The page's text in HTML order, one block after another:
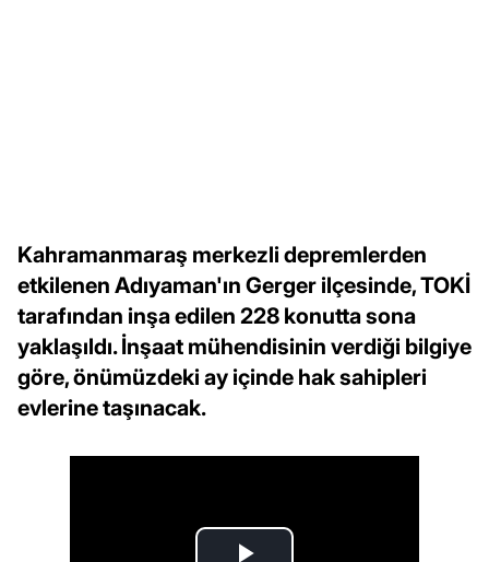
Kahramanmaraş merkezli depremlerden
etkilenen Adıyaman'ın Gerger ilçesinde, TOKİ
tarafından inşa edilen 228 konutta sona
yaklaşıldı. İnşaat mühendisinin verdiği bilgiye
göre, önümüzdeki ay içinde hak sahipleri
evlerine taşınacak.